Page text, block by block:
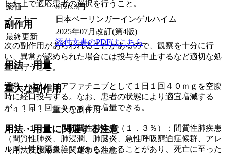
した上で適応患者の選択を行うこと。
副作用
次の副作用があらわれることがあるので、観察を十分に行
い、異常が認められた場合には投与を中止するなど適切な処
置を行うこと。
重大な副作用
１１．１． 重大な副作用
１１．１．１． 間質性肺疾患（１．３％）：間質性肺疾患
（間質性肺炎、肺浸潤、肺臓炎、急性呼吸窮迫症候群、アレ
ルギー性胞隔炎等）があらわれることがあり、死亡に至った
薬価
8126.3円
メーカー
日本ベーリンガーインゲルハイム
最終更新
2025年07月改訂(第4版)
添付文書のPDFはこちら
用法・用量
通常、成人にはアファチニブとして１日１回４０ｍｇを空腹
時に経口投与する。なお、患者の状態により適宜増減する
が、１日１回５０ｍｇまで増量できる。
用法・用量に関連する注意
（用法及び用量に関連する注意）